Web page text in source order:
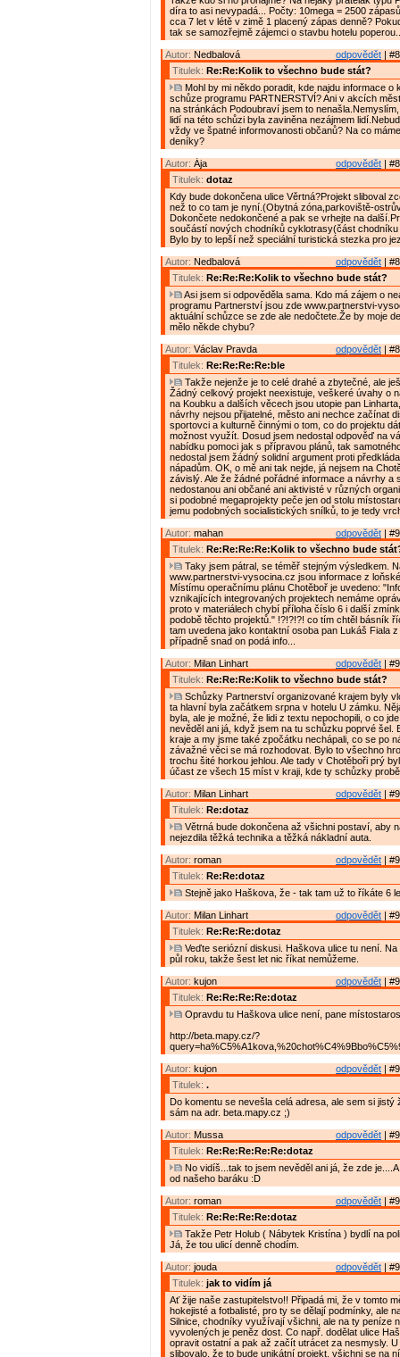
díra to asi nevypadá... Počty: 10mega = 2500
cca 7 let v létě v zimě 1 placený zápas denně?
tak se samozřejmě zájemci o stavbu hotelu
odpovědět |
Autor: Nedbalová
Titulek: Re:Re:Kolik to všechno bude stát?
Mohl by mi někdo poradit, kde najdu informace o
schůze programu PARTNERSTVÍ? Ani v akcích
na stránkách Podoubraví jsem to
lidí na této schůzi byla zaviněna nezájmem
vždy ve špatné informovanosti občanů? Na co
deníky?
odpovědět |
Autor: Ája
Titulek: dotaz
Kdy bude dokončena ulice Věrtná?Projekt sliboval
než to co tam je nyní.(Obytná zóna,parkoviště-
Dokončete nedokončené a pak se vrhejte na
součástí nových chodníků cyklotrasy(část
Bylo by to lepší než speciální turistická stezka pro
odpovědět |
Autor: Nedbalová
Titulek: Re:Re:Re:Kolik to všechno bude stát?
Asi jsem si odpověděla sama. Kdo má zájem o
programu Partnerství jsou zde www.partnerstvi-
aktuální schůzce se zde ale nedočtete.Že by moje
mělo někde chybu?
odpovědět |
Autor: Václav Pravda
Titulek: Re:Re:Re:Re:ble
Takže nejenže je to celé drahé a zbytečné, ale
Žádný celkový projekt neexistuje, veškeré úvahy o
na Koubku a dalších věcech jsou utopie pan
návrhy nejsou přijatelné, město ani nechce začínat
sportovci a kulturně činnými o tom, co do projektu
možnost využít. Dosud jsem nedostal odpověď na
nabídku pomoci jak s přípravou plánů, tak
nedostal jsem žádný solidní argument proti
nápadům. OK, o mě ani tak nejde, já nejsem na
závislý. Ale že žádné pořádné informace a návrhy a
nedostanou ani občané ani aktivisté v různých
si podobné megaprojekty peče jen od stolu
jemu podobných socialistických snílků, to je tedy
odpovědět |
Autor: mahan
Titulek: Re:Re:Re:Re:Kolik to všechno bude
Taky jsem pátral, se téměř stejným výsledkem.
www.partnerstvi-vysocina.cz jsou informace z
Místímu operačnímu plánu Chotěboř je uvedeno:
vznikajících integrovaných projektech nemáme
proto v materiálech chybí příloha číslo 6 i další
podobě těchto projektů." !?!?!?! co tím chtěl básník
tam uvedena jako kontaktní osoba pan Lukáš Fiala
případně snad on podá info...
odpovědět |
Autor: Milan Linhart
Titulek: Re:Re:Re:Kolik to všechno bude stát?
Schůzky Partnerství organizované krajem byly
ta hlavní byla začátkem srpna v hotelu U zámku.
byla, ale je možné, že lidi z textu nepochopili, o co
nevěděl ani já, když jsem na tu schůzku poprvé šel.
kraje a my jsme také zpočátku nechápali, co se po
závažné věci se má rozhodovat. Bylo to všechno
trochu šité horkou jehlou. Ale tady v Chotěboři prý
účast ze všech 15 míst v kraji, kde ty schůzky
odpovědět |
Autor: Milan Linhart
Titulek: Re:dotaz
Větrná bude dokončena až všichni postaví, aby
nejezdila těžká technika a těžká nákladní auta.
odpovědět |
Autor: roman
Titulek: Re:Re:dotaz
Stejně jako Haškova, že - tak tam už to říkáte 6
odpovědět |
Autor: Milan Linhart
Titulek: Re:Re:Re:dotaz
Veďte seriózní diskusi. Haškova ulice tu není. Na
půl roku, takže šest let nic říkat nemůžeme.
odpovědět |
Autor: kujon
Titulek: Re:Re:Re:Re:dotaz
Opravdu tu Haškova ulice není, pane
http://beta.mapy.cz/?
odpovědět |
Autor: kujon
Titulek: .
Do komentu se nevešla celá adresa, ale sem si jistý
sám na adr. beta.mapy.cz ;)
odpovědět |
Autor: Mussa
Titulek: Re:Re:Re:Re:Re:dotaz
No vidíš...tak to jsem nevěděl ani já, že zde
od našeho baráku :D
odpovědět |
Autor: roman
Titulek: Re:Re:Re:Re:dotaz
Takže Petr Holub ( Nábytek Kristína ) bydlí na
Já, že tou ulicí denně chodím.
odpovědět |
Autor: jouda
Titulek: jak to vidím já
Ať žije naše zastupitelstvo!! Připadá mi, že v tomto
hokejisté a fotbalisté, pro ty se dělají podmínky, ale
Silnice, chodníky využívají všichni, ale na ty peníze
vyvolených je peněz dost. Co např. dodělat ulice
opravit ostatní a pak až začít utrácet za nesmysly.
slibovalo, že to bude unikátní projekt, všichni se na